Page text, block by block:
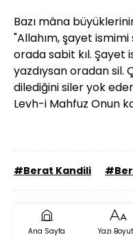
Bazı mâna
"Allahım, şayet
orada sabit kıl.
yazdıysan oradan sil.
dilediğini siler yok
Levh-i Mahfuz Onun
#Berat Kandili
Ana Sayfa Yazı